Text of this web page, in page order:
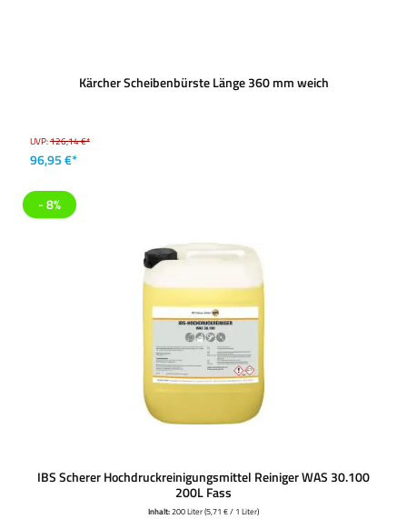
Kärcher Scheibenbürste Länge 360 mm weich
UVP:126,14 €*
96,95 €*
- 8%
IBS Scherer Hochdruckreinigungsmittel Reiniger WAS 30.100
200L Fass
Inhalt:200 Liter(5,71 € / 1 Liter)